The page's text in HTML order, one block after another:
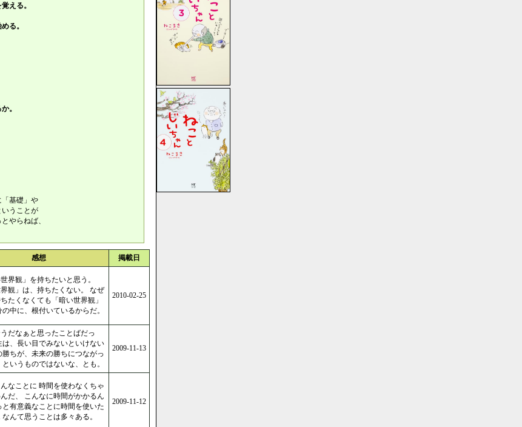
える。
る。
。
基礎」や
いうことが
やらねば、
感想
掲載日
世界観」を持ちたいと思う。
界観」は、持ちたくない。 なぜ
たくなくても「暗い世界観」
中に、根付いているからだ。
2010-02-25
だなぁと思ったことばだっ
は、長い目でみないといけない
勝ちが、未来の勝ちにつながっ
いうものではないな、とも。
2009-11-13
なことに 時間を使わなくちゃ
だ、 こんなに時間がかかるん
と有意義なことに時間を使いた
んて思うことは多々ある。
2009-11-12